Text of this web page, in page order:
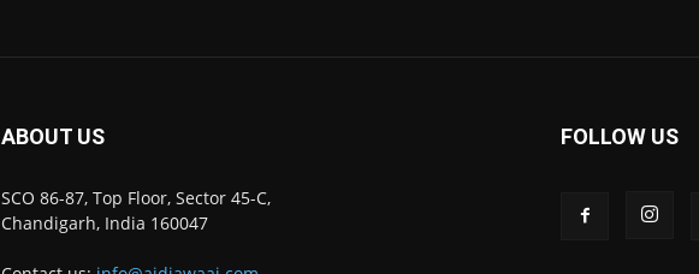
ABOUT US
SCO 86-87, Top Floor, Sector 45-C,
Chandigarh, India 160047
FOLLOW US